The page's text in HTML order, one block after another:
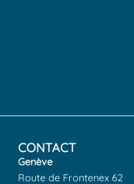
CONTACT
Genève
Route de Frontenex 62